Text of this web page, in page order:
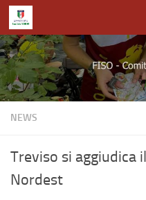
Salta al contenuto
NEWS
Treviso si aggiudica
Nordest